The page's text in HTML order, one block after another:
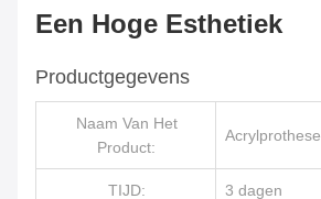
Een Hoge Esthetiek
Productgegevens
Naam Van Het
Product:
Acrylprothese
TIJD: 3 dagen